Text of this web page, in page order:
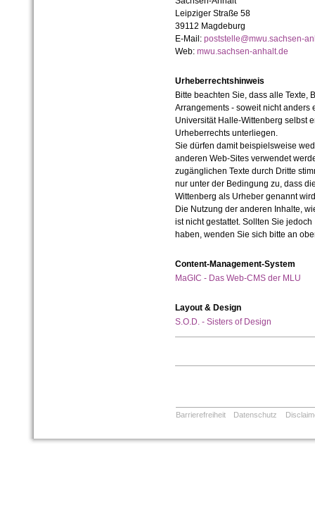
Leipziger Straße 58
39112 Magdeburg
E-Mail: poststelle@mwu.sachsen-
Web: mwu.sachsen-anhalt.de
Urheberrechtshinweis
Bitte beachten Sie, dass alle Texte,
Arrangements - soweit nicht anders
Universität Halle-Wittenberg selbst
Urheberrechts unterliegen.
Sie dürfen damit beispielsweise
anderen Web-Sites verwendet
zugänglichen Texte durch Dritte
nur unter der Bedingung zu, dass
Wittenberg als Urheber genannt
Die Nutzung der anderen Inhalte,
ist nicht gestattet. Sollten Sie
haben, wenden Sie sich bitte an
Content-Management-System
MaGIC - Das Web-CMS der MLU
Layout & Design
S.O.D. - Sisters of Design
Barrierefreiheit Datenschutz